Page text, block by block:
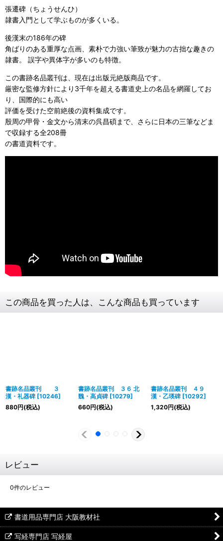
張遷碑（ちょうせんひ）
隷書入門として学ぶものが多くいる。
後漢末の186年の碑
角ばりのある重厚な点画、素朴で力強い筆致が魅力の古拙な趣きの
隷書。 誤字や異体字が多いのも特徴。
この書跡名品叢刊は、現在は出版元絶版商品です。
厳密な監修方針により3千年を超える書道史上の名品を網羅してお
り、国際的にも高い
評価を受けた空前絶後の資料集成です。
殷周の甲骨・金文から清末の呉昌碩まで、さらに日本の三筆などま
で収録する全208冊
の書道資料です。
この商品を買った人は、こんな商品も買っています
書跡名品叢刊 ３
漢・礼器碑 [10246]
880円(税込)
書跡名品叢刊 ３６ 北
魏・高貞碑 [10279]
660円(税込)
書跡名品叢刊 ４９
漢・乙瑛碑 [10292]
1,320円(税込)
レビュー
0件のレビュー
書道用品専門店 大阪教材社
写経専門店 写経屋